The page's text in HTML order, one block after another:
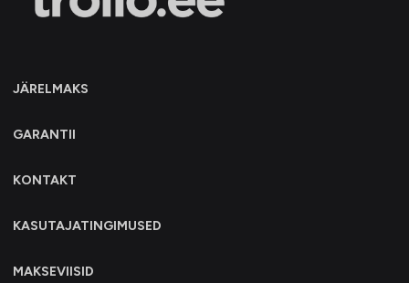
JÄRELMAKS
GARANTII
KONTAKT
KASUTAJATINGIMUSED
MAKSEVIISID